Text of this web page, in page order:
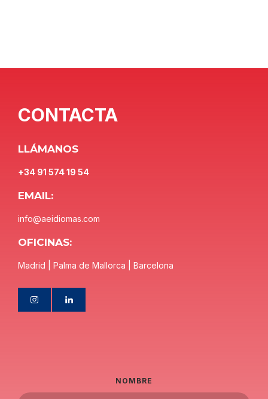
CONTACTA
LLÁMANOS
+34 91 574 19 54
EMAIL:
info@aeidiomas.com
OFICINAS:
Madrid | Palma de Mallorca | Barcelona
NOMBRE